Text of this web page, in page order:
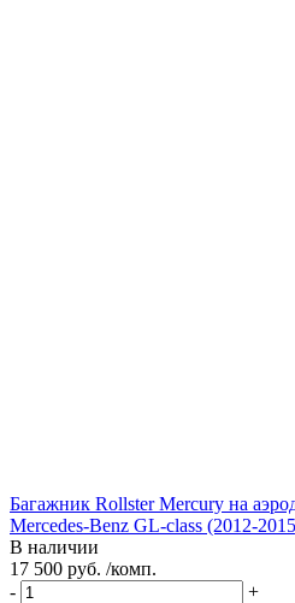
Багажник Rollster Mercury на
Mercedes-Benz GL-class (2012-
В наличии
17 500 руб. /комп.
-
+